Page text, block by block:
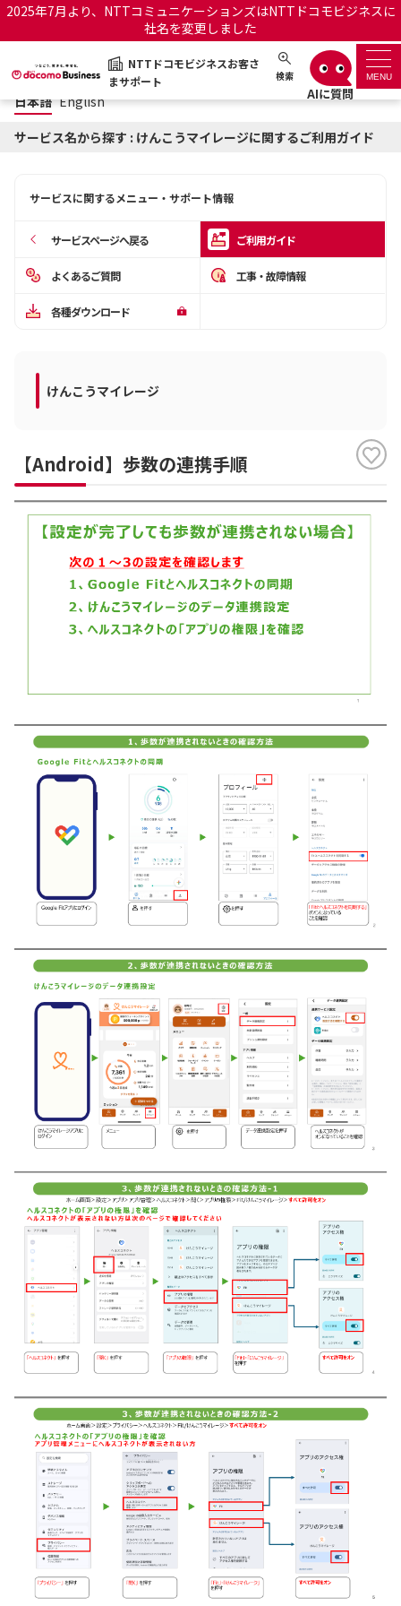
2025年7月より、NTTコミュニケーションズはNTTドコモビジネスに
社名を変更しました
NTTドコモビジネスお客さ
まサポート
検索 MENU
NTTドコモビジネスお客さまサポート 日本語 English
サポートトップ
OCNのお客さまはこちら
日本語 English
サービス名から探す : けんこうマイレージに関するご利用ガイド
サービスに関するメニュー・サポート情報
サービスページへ戻る ご利用ガイド
よくあるご質問 工事・故障情報
各種ダウンロード
けんこうマイレージ
【Android】歩数の連携手順